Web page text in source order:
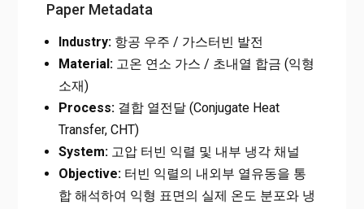
Paper Metadata
Industry:항공 우주 / 가스터빈 발전
Material:고온 연소 가스 / 초내열 합금 (익형
소재)
Process:결합 열전달 (Conjugate Heat
Transfer, CHT)
System:고압 터빈 익렬 및 내부 냉각 채널
Objective:터빈 익렬의 내외부 열유동을 통
합 해석하여 익형 표면의 실제 온도 분포와 냉